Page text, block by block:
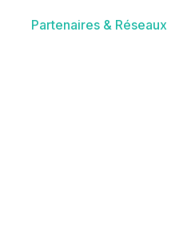
Partenaires & Réseaux